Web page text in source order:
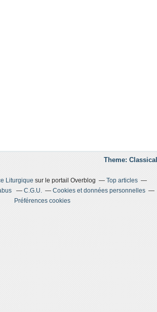
Theme:
Liturgiquesur le portail Overblog
Top articles
C.G.U.
Cookies et données personnelles
Préférences cookies